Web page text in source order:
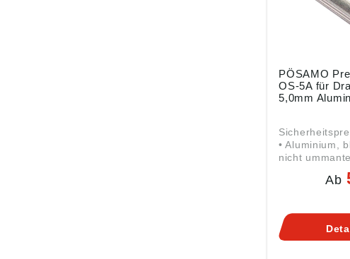
PÖSAMO
OS-5A für
5,0mm
• Aluminium,
nicht
Drahtseile
Monheimer
Ab